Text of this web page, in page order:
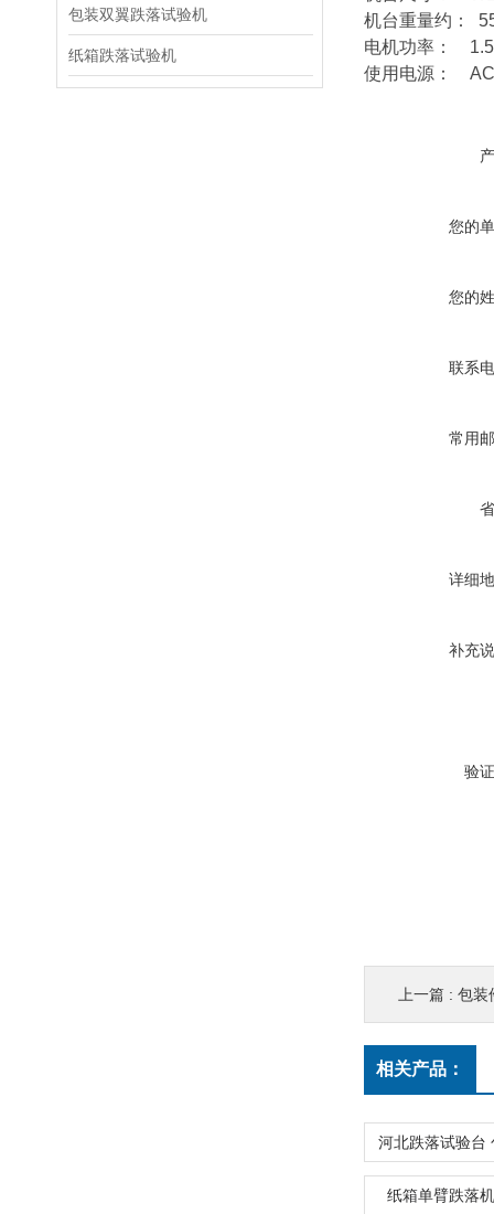
包装双翼跌落试验机
纸箱跌落试验机
机台重量约：
电机功率：
使用电源：
AC
您的
您的
联系
常用
详细
补充
验
上一篇 : 包装
相关产品：
纸箱单臂跌落